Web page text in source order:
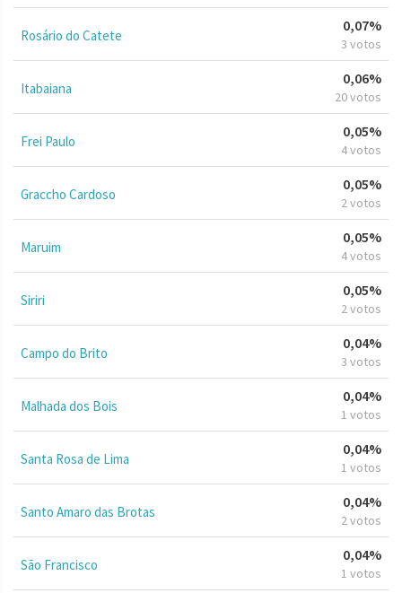
Rosário do Catete
0,07%
3 votos
Itabaiana
0,06%
20 votos
Frei Paulo
0,05%
4 votos
Graccho Cardoso
0,05%
2 votos
Maruim
0,05%
4 votos
Siriri
0,05%
2 votos
Campo do Brito
0,04%
3 votos
Malhada dos Bois
0,04%
1 votos
Santa Rosa de Lima
0,04%
1 votos
Santo Amaro das Brotas
0,04%
2 votos
São Francisco
0,04%
1 votos